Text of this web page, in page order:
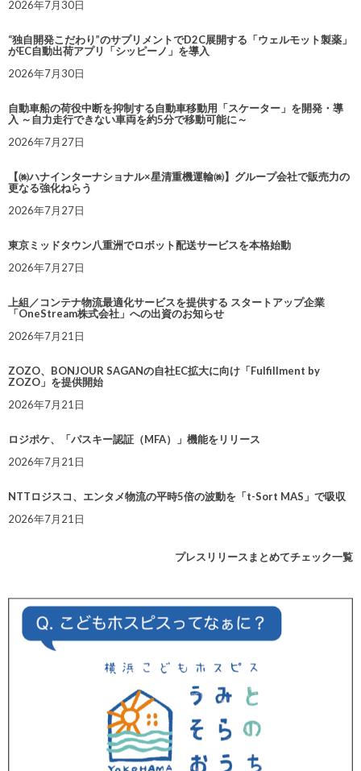
2026年7月30日
“独自開発こだわり”のサプリメントでD2C展開する「ウェルモット製薬」
がEC自動出荷アプリ「シッピーノ」を導入
2026年7月30日
自動車船の荷役中断を抑制する自動車移動用「スケーター」を開発・導
入 ～自力走行できない車両を約5分で移動可能に～
2026年7月27日
【㈱ハナインターナショナル×星清重機運輸㈱】グループ会社で販売力の
更なる強化ねらう
2026年7月27日
東京ミッドタウン八重洲でロボット配送サービスを本格始動
2026年7月27日
上組／コンテナ物流最適化サービスを提供する スタートアップ企業
「OneStream株式会社」への出資のお知らせ
2026年7月21日
ZOZO、BONJOUR SAGANの自社EC拡大に向け「Fulfillment by
ZOZO」を提供開始
2026年7月21日
ロジポケ、「パスキー認証（MFA）」機能をリリース
2026年7月21日
NTTロジスコ、エンタメ物流の平時5倍の波動を「t-Sort MAS」で吸収
2026年7月21日
プレスリリースまとめてチェック一覧